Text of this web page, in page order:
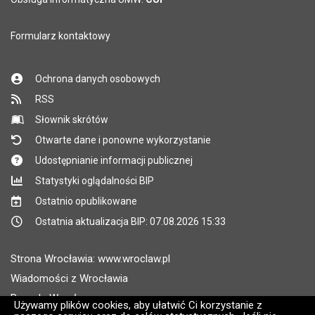
Używamy plików cookies, aby ułatwić Ci korzystanie z
Formularz kontaktowy
Ochrona danych osobowych
RSS
Słownik skrótów
Otwarte dane i ponowne wykorzystanie
Udostępnianie informacji publicznej
Statystyki oglądalności BIP
Ostatnio opublikowane
Ostatnia aktualizacja BIP: 07.08.2026 15:33
Strona Wrocławia: www.wroclaw.pl
Wiadomości z Wrocławia
Pogoda Wrocław